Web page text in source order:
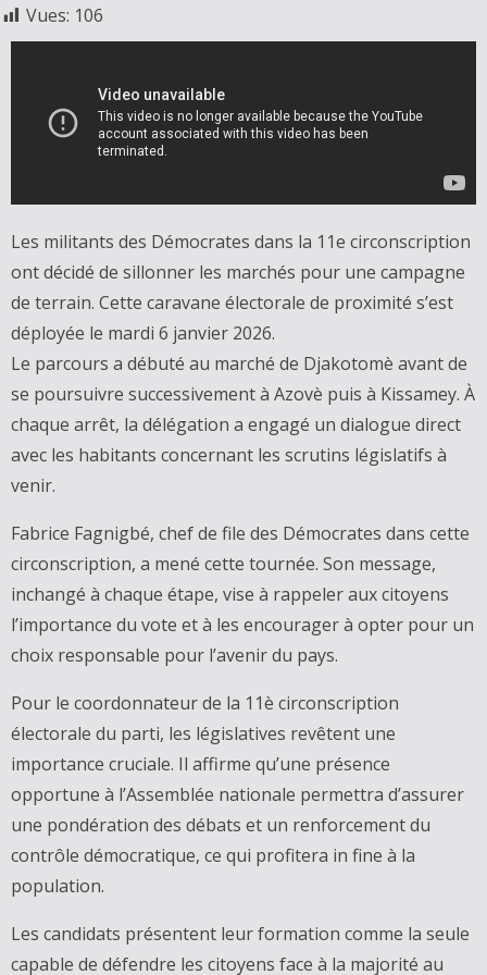
Vues: 106
Les militants des Démocrates dans la 11e circonscription
ont décidé de sillonner les marchés pour une campagne
de terrain. Cette caravane électorale de proximité s’est
déployée le mardi 6 janvier 2026.
Le parcours a débuté au marché de Djakotomè avant de
se poursuivre successivement à Azovè puis à Kissamey. À
chaque arrêt, la délégation a engagé un dialogue direct
avec les habitants concernant les scrutins législatifs à
venir.
Fabrice Fagnigbé, chef de file des Démocrates dans cette
circonscription, a mené cette tournée. Son message,
inchangé à chaque étape, vise à rappeler aux citoyens
l’importance du vote et à les encourager à opter pour un
choix responsable pour l’avenir du pays.
Pour le coordonnateur de la 11è circonscription
électorale du parti, les législatives revêtent une
importance cruciale. Il affirme qu’une présence
opportune à l’Assemblée nationale permettra d’assurer
une pondération des débats et un renforcement du
contrôle démocratique, ce qui profitera in fine à la
population.
Les candidats présentent leur formation comme la seule
capable de défendre les citoyens face à la majorité au